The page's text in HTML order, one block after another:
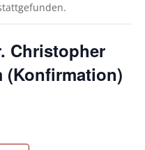
Christopher
(Konfirmation)